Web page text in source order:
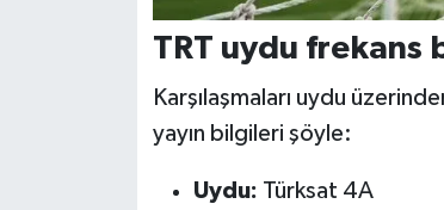
TRT uydu frekans
Karşılaşmaları uydu
yayın bilgileri şöyle:
Uydu: Türksat 4A